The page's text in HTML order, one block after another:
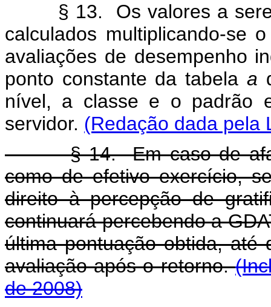
§ 13. Os valores a serem
calculados multiplicando-se
avaliações de desempenho
ponto constante da tabela a
nível, a classe e o padrão
servidor. (Redação dada pela
§ 14. Em caso de
como de efetivo exercício,
direito à percepção de
continuará percebendo a
última pontuação obtida, até
avaliação após o retorno.
de 2008)